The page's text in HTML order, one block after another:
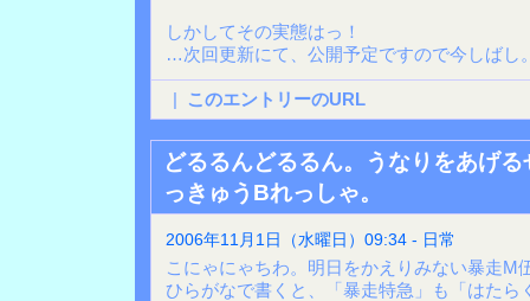
しかしてその実態はっ！
…次回更新にて、公開予定ですので今しばし
| このエントリーのURL
どるるんどるるん。うなりをあげ
っきゅうBれっしゃ。
2006年11月1日（水曜日）09:34 - 日常
こにゃにゃちわ。明日をかえりみない暴走M
ひらがなで書くと、「暴走特急」も「はたら